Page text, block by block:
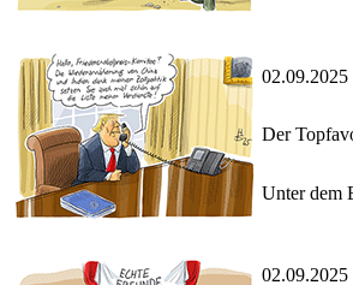
02.09.2025
Der
Unter dem
02.09.2025